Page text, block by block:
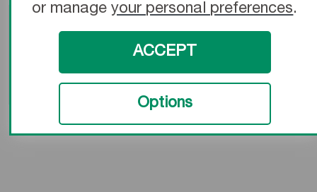
Greffons cardiothoraciques
or manageyour personal preferences.
ACCEPT
Options